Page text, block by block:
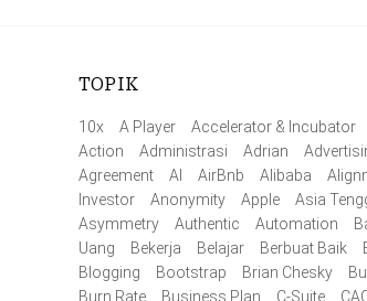
TOPIK
10x A Player Accelerator & Incubator
Action
Administrasi Adrian
Agreement
AI AirBnb Alibaba
Investor
Anonymity Apple
Asia
Asymmetry
Authentic Automation
Uang
Bekerja Belajar Berbuat Baik
Blogging
Bootstrap Brian Chesky
Burn Rate
Business Plan C-Suite